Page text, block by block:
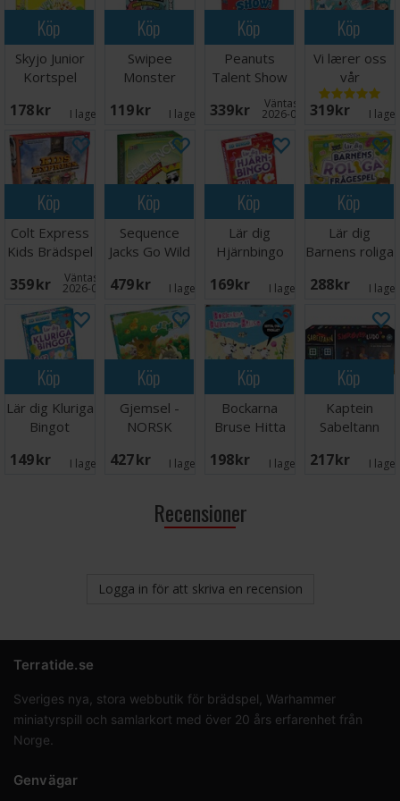
Köp
Skyjo Junior
Kortspel
178 SEK I lager:
Köp
Swipee
Monster
Kortspel
119 SEK I lager: 9
Köp
Peanuts
Talent Show
Kortspel
339 SEK Väntas in:
2026-09-30
Köp
Vi lærer oss
vår
fantastiske
kropp
319 SEK I
Köp
Colt Express
Kids Brädspel
359 SEK Väntas in:
2026-09-30
Köp
Sequence
Jacks Go Wild
479 SEK I lager:
Köp
Lär dig
Hjärnbingo
169 SEK I lager: 1
Köp
Lär dig
Barnens roliga
288 SEK I
Köp
Lär dig Kluriga
Bingot
149 SEK I lager: 1
Köp
Gjemsel -
NORSK
427 SEK I lager:
Köp
Bockarna
Bruse Hitta
Brädspel
198 SEK I lager: 7
Köp
Kaptein
Sabeltann
- NORSK
217 SEK I
Recensioner
Logga in för att skriva en recension
Terratide.se
Sveriges nya, stora webbutik för brädspel, Warhammer
miniatyrspill och samlarkort med över 20 års erfarenhet från
Norge.
Genvägar